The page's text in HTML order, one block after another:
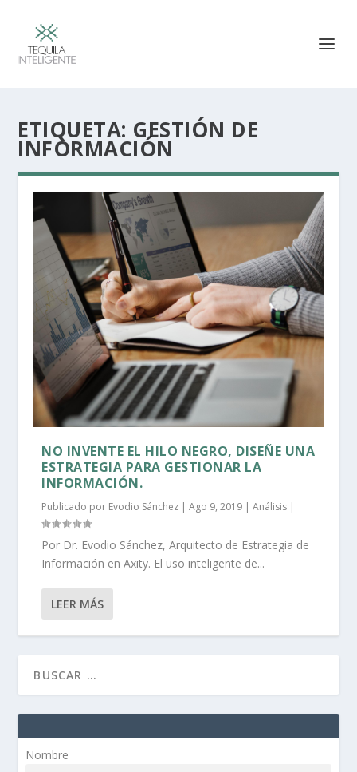
ETIQUETA: GESTIÓN DE
INFORMACIÓN
NO INVENTE EL HILO NEGRO, DISEÑE UNA
ESTRATEGIA PARA GESTIONAR LA
INFORMACIÓN.
Publicado por Evodio Sánchez |Ago 9, 2019 |Análisis |
Por Dr. Evodio Sánchez, Arquitecto de Estrategia de
Información en Axity. El uso inteligente de...
LEER MÁS
Nombre